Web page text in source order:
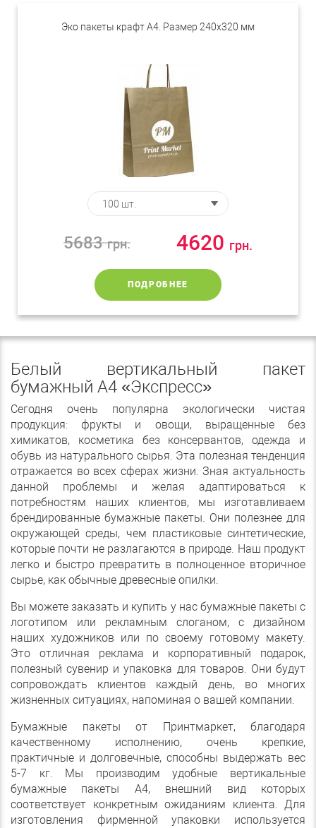
Эко пакеты крафт А4. Размер 240х320 мм
5683грн. 4620 грн.
ПОДРОБНЕЕ
Белый вертикальный пакет
бумажный А4 «Экспресс»
Сегодня очень популярна экологически чистая
продукция: фрукты и овощи, выращенные без
химикатов, косметика без консервантов, одежда и
обувь из натурального сырья. Эта полезная тенденция
отражается во всех сферах жизни. Зная актуальность
данной проблемы и желая адаптироваться к
потребностям наших клиентов, мы изготавливаем
брендированные бумажные пакеты. Они полезнее для
окружающей среды, чем пластиковые синтетические,
которые почти не разлагаются в природе. Наш продукт
легко и быстро превратить в полноценное вторичное
сырье, как обычные древесные опилки.
Вы можете заказать и купить у нас бумажные пакеты с
логотипом или рекламным слоганом, с дизайном
наших художников или по своему готовому макету.
Это отличная реклама и корпоративный подарок,
полезный сувенир и упаковка для товаров. Они будут
сопровождать клиентов каждый день, во многих
жизненных ситуациях, напоминая о вашей компании.
Бумажные пакеты от Принтмаркет, благодаря
качественному исполнению, очень крепкие,
практичные и долговечные, способны выдержать вес
5-7 кг. Мы производим удобные вертикальные
бумажные пакеты А4, внешний вид которых
соответствует конкретным ожиданиям клиента. Для
изготовления фирменной упаковки используется